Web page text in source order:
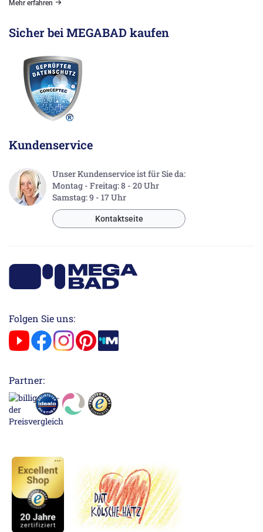
Mehr erfahren
Sicher bei MEGABAD kaufen
Kundenservice
Unser Kundenservice ist für Sie da:
Montag - Freitag: 8 - 20 Uhr
Samstag: 9 - 17 Uhr
Kontaktseite
Folgen Sie uns:
Partner: